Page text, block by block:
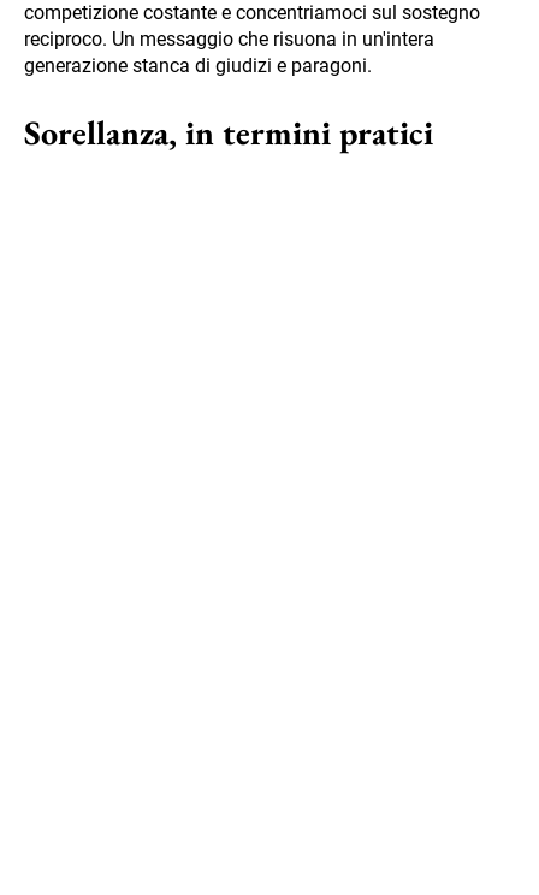
competizione costante e concentriamoci sul sostegno
reciproco. Un messaggio che risuona in un'intera
generazione stanca di giudizi e paragoni.
Sorellanza, in termini pratici